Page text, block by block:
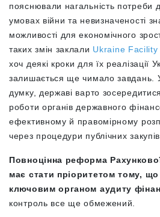
пояснювали нагальність потреби
умовах війни та невизначеності
можливості для економічного
таких змін заклали Ukraine Facility
хоч деякі кроки для їх реалізації
залишається ще чимало завдань.
думку, державі варто
роботи органів державного
ефективному й правомірному
через процедури публічних
Повноцінна реформа
має стати пріоритетом тому,
ключовим органом аудиту
контроль все ще обмежений.